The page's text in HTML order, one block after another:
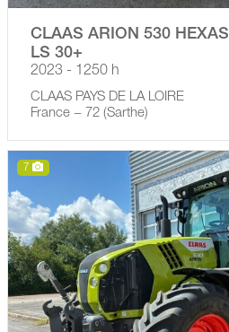
CLAAS ARION 530
LS 30+
2023 - 1250 h
CLAAS PAYS DE LA LOIRE
France − 72 (Sarthe)
7